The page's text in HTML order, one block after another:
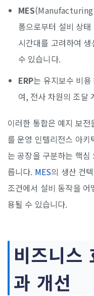
MES
폼으로부터 설비 상
시간대를 고려하여
수 있습니다.
ERP는 유지보수 비
여, 전사 차원의 조달
이러한 통합은 예지 보
를 운영 인텔리전스 아
는 공장을 구분하는 핵
릅니다. MES의 생산 컨
조건에서 설비 동작을
용될 수 있습니다.
비즈니스
과 개선